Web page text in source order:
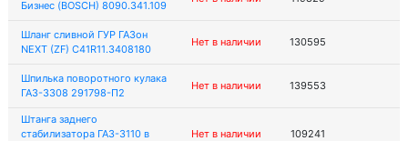
Бизнес (BOSCH) 8090.341.109
Шланг сливной ГУР ГАЗон
NEXT (ZF) C41R11.3408180
Нет в наличии 130595
Шпилька поворотного кулака
ГАЗ-3308 291798-П2
Нет в наличии 139553
Штанга заднего
стабилизатора ГАЗ-3110 в
Нет в наличии 109241